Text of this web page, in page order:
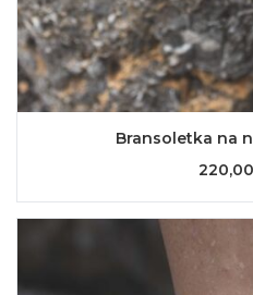
Bransoletka na